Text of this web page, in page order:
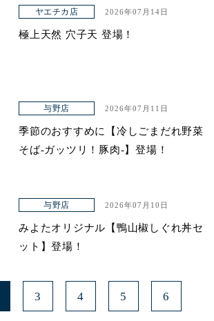
ヤエチカ店 2026年07月14日
極上天然 穴子天 登場！
与野店 2026年07月11日
季節のおすすめに【冷しごまだれ野菜
そば-ガッツリ！豚肉-】登場！
与野店 2026年07月10日
みよたオリジナル【鴨山椒しぐれ丼セ
ット】登場！
3 4 5 6